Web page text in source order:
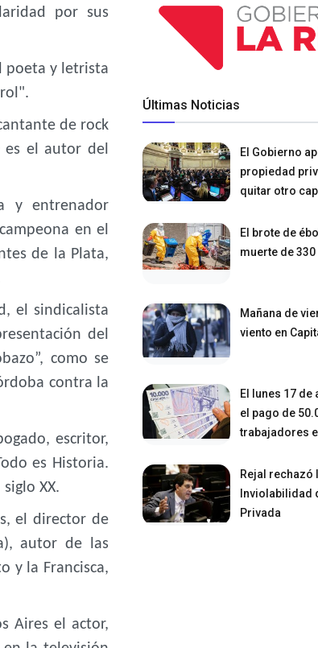
por sus
poeta y letrista
de rock
el autor del
y entrenador
en el
de la Plata,
el sindicalista
del
como se
contra la
escritor,
es Historia.
XX.
el director de
autor de las
y la Francisca,
Aires el actor,
Últimas Noticias
El Gobierno
propiedad
quitar otro
El brote de
muerte de
Mañana de
viento en
El lunes 17
el pago de
trabajadores
Rejal rechazó
Inviolabilidad
Privada